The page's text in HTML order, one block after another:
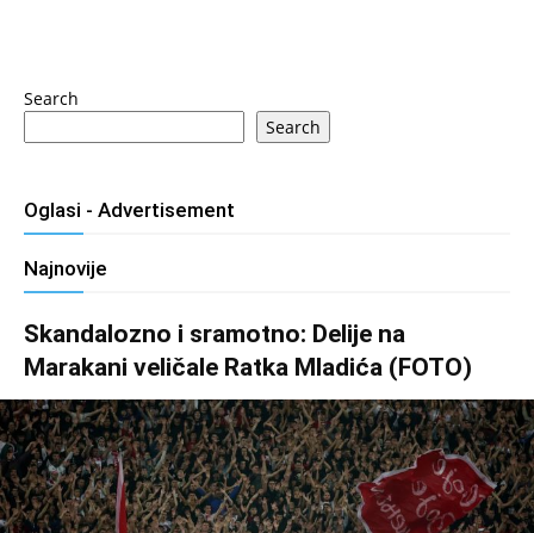
Search
Search
Oglasi - Advertisement
Najnovije
Skandalozno i sramotno: Delije na
Marakani veličale Ratka Mladića (FOTO)